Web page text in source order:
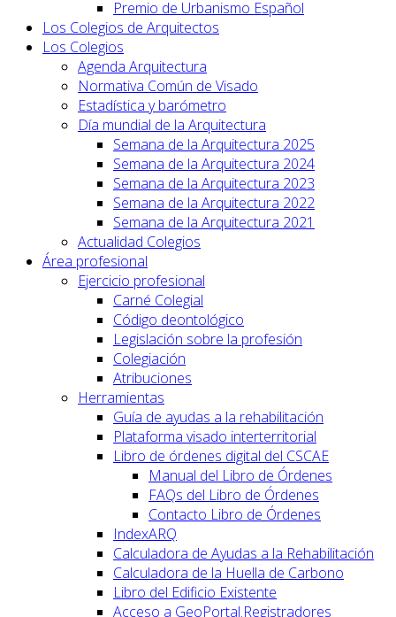
Premio de Urbanismo Español
Los Colegios de Arquitectos
Los Colegios
Agenda Arquitectura
Normativa Común de Visado
Estadística y barómetro
Día mundial de la Arquitectura
Semana de la Arquitectura 2025
Semana de la Arquitectura 2024
Semana de la Arquitectura 2023
Semana de la Arquitectura 2022
Semana de la Arquitectura 2021
Actualidad Colegios
Área profesional
Ejercicio profesional
Carné Colegial
Código deontológico
Legislación sobre la profesión
Colegiación
Atribuciones
Herramientas
Guía de ayudas a la rehabilitación
Plataforma visado interterritorial
Libro de órdenes digital del CSCAE
Manual del Libro de Órdenes
FAQs del Libro de Órdenes
Contacto Libro de Órdenes
IndexARQ
Calculadora de Ayudas a la Rehabilitación
Calculadora de la Huella de Carbono
Libro del Edificio Existente
Acceso a GeoPortal.Registradores